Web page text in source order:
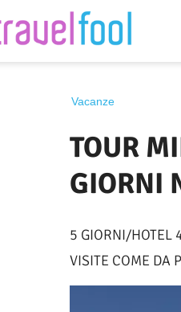
Vacanze
TOUR
GIORNI
5 GIORNI/HOTEL
VISITE COME DA